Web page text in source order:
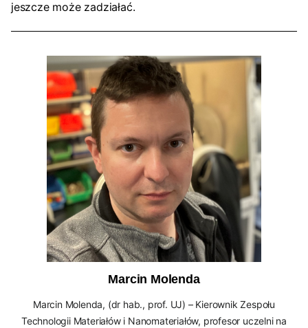
jeszcze może zadziałać.
Marcin Molenda
Marcin Molenda, (dr hab., prof. UJ) – Kierownik Zespołu
Technologii Materiałów i Nanomateriałów, profesor uczelni na